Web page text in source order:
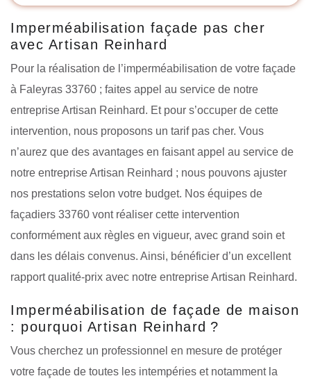
Imperméabilisation façade pas cher
avec Artisan Reinhard
Pour la réalisation de l’imperméabilisation de votre façade
à Faleyras 33760 ; faites appel au service de notre
entreprise Artisan Reinhard. Et pour s’occuper de cette
intervention, nous proposons un tarif pas cher. Vous
n’aurez que des avantages en faisant appel au service de
notre entreprise Artisan Reinhard ; nous pouvons ajuster
nos prestations selon votre budget. Nos équipes de
façadiers 33760 vont réaliser cette intervention
conformément aux règles en vigueur, avec grand soin et
dans les délais convenus. Ainsi, bénéficier d’un excellent
rapport qualité-prix avec notre entreprise Artisan Reinhard.
Imperméabilisation de façade de maison
: pourquoi Artisan Reinhard ?
Vous cherchez un professionnel en mesure de protéger
votre façade de toutes les intempéries et notamment la